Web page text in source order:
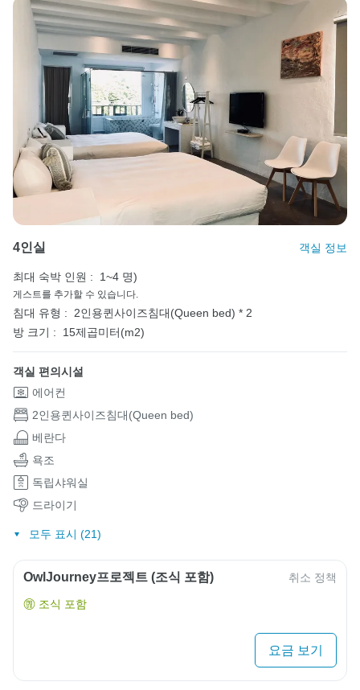
4인실 객실 정보
최대 숙박 인원 : 1~4 명)
게스트를 추가할 수 있습니다.
침대 유형 :
2인용퀸사이즈침대(Queen bed) * 2
방 크기 :
15제곱미터(m2)
객실 편의시설
에어컨
2인용퀸사이즈침대(Queen bed)
베란다
욕조
독립샤워실
드라이기
모두 표시 (21)
OwlJourney프로젝트 (조식 포함) 취소 정책
조식 포함
요금 보기